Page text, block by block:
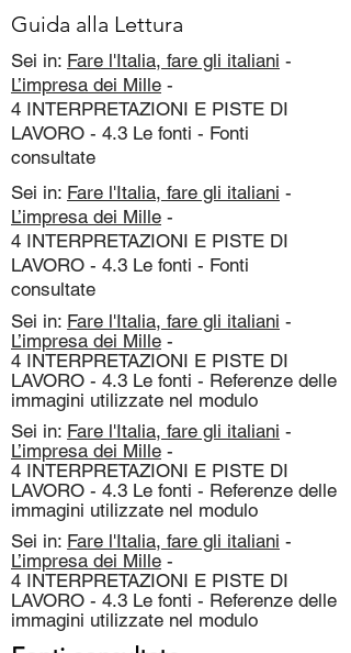
Guida alla Lettura
Sei in: Fare l'Italia, fare gli italiani -
L’impresa dei Mille -
4 INTERPRETAZIONI E PISTE DI
LAVORO - 4.3 Le fonti - Fonti
consultate
Sei in: Fare l'Italia, fare gli italiani -
L’impresa dei Mille -
4 INTERPRETAZIONI E PISTE DI
LAVORO - 4.3 Le fonti - Fonti
consultate
Sei in: Fare l'Italia, fare gli italiani -
L’impresa dei Mille -
4 INTERPRETAZIONI E PISTE DI
LAVORO - 4.3 Le fonti - Referenze delle
immagini utilizzate nel modulo
Sei in: Fare l'Italia, fare gli italiani -
L’impresa dei Mille -
4 INTERPRETAZIONI E PISTE DI
LAVORO - 4.3 Le fonti - Referenze delle
immagini utilizzate nel modulo
Sei in: Fare l'Italia, fare gli italiani -
L’impresa dei Mille -
4 INTERPRETAZIONI E PISTE DI
LAVORO - 4.3 Le fonti - Referenze delle
immagini utilizzate nel modulo